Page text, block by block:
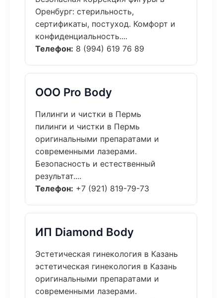
Оренбург: стерильность,
сертификаты, постуход. Комфорт и
конфиденциальность....
Телефон: 8 (994) 619 76 89
ООО Pro Body
Пилинги и чистки в Пермь
пилинги и чистки в Пермь
оригинальными препаратами и
современными лазерами.
Безопасность и естественный
результат....
Телефон: +7 (921) 819-79-73
ИП Diamond Body
Эстетическая гинекология в Казань
эстетическая гинекология в Казань
оригинальными препаратами и
современными лазерами.